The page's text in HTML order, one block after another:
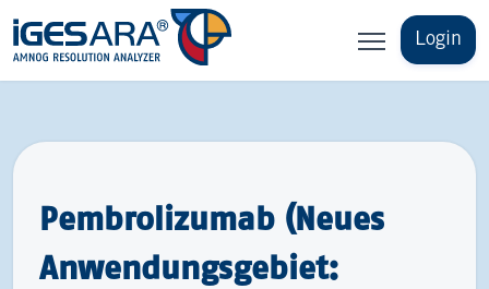
Login
Pembrolizumab (Neues
Anwendungsgebiet: